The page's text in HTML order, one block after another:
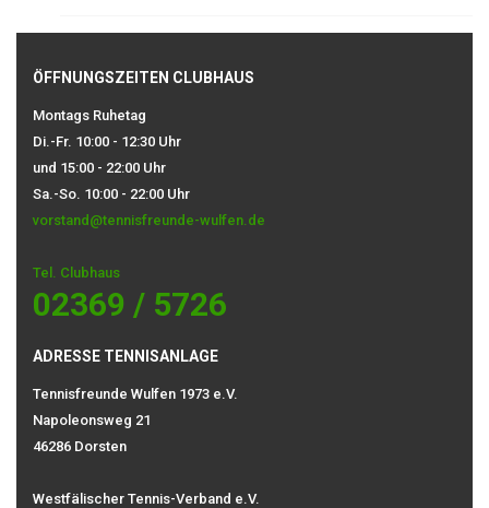
ÖFFNUNGSZEITEN CLUBHAUS
Montags Ruhetag
Di.-Fr. 10:00 - 12:30 Uhr
und 15:00 - 22:00 Uhr
Sa.-So. 10:00 - 22:00 Uhr
vorstand@tennisfreunde-wulfen.de
Tel. Clubhaus
02369 / 5726
ADRESSE TENNISANLAGE
Tennisfreunde Wulfen 1973 e.V.
Napoleonsweg 21
46286 Dorsten
Westfälischer Tennis-Verband e.V.